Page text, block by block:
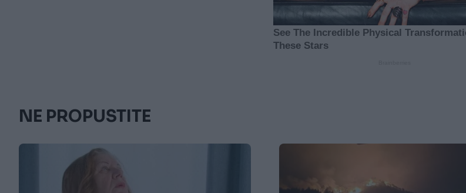
NE PROPUSTITE